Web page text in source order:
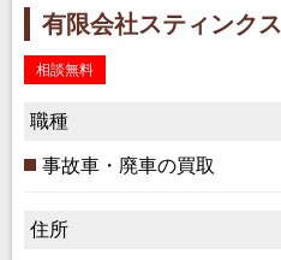
有限会社スティンクス
相談無料
職種
事故車・廃車の買取
住所